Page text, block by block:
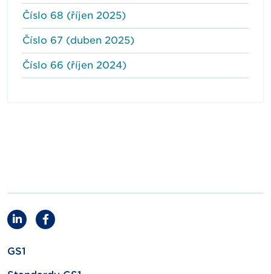
Číslo 68 (říjen 2025)
Číslo 67 (duben 2025)
Číslo 66 (říjen 2024)
GS1